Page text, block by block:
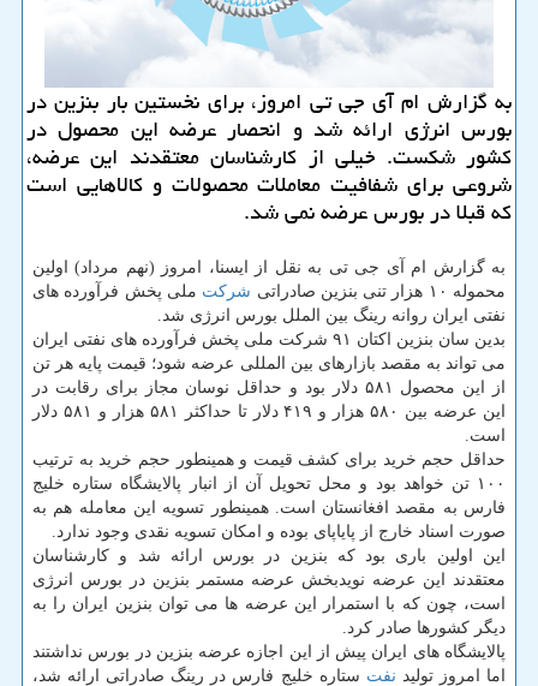
به گزارش ام آی جی تی امروز، برای نخستین بار بنزین در
بورس انرژی ارائه شد و انحصار عرضه این محصول در
كشور شكست. خیلی از كارشناسان معتقدند این عرضه،
شروعی برای شفافیت معاملات محصولات و كالاهایی است
كه قبلا در بورس عرضه نمی شد.
به گزارش ام آی جی تی به نقل از ایسنا، امروز (نهم مرداد) اولین
محموله ۱۰ هزار تنی بنزین صادراتی
شركت ملی پخش فرآورده های
نفتی ایران روانه رینگ بین الملل بورس انرژی شد.
بدین سان بنزین اكتان ۹۱ شركت ملی پخش فرآورده های نفتی ایران
می تواند به مقصد بازارهای بین المللی عرضه شود؛ قیمت پایه هر تن
از این محصول ۵۸۱ دلار بود و حداقل نوسان مجاز برای رقابت در
این عرضه بین ۵۸۰ هزار و ۴۱۹ دلار تا حداكثر ۵۸۱ هزار و ۵۸۱ دلار
است.
حداقل حجم خرید برای كشف قیمت و همینطور حجم خرید به ترتیب
۱۰۰ تن خواهد بود و محل تحویل آن از انبار پالایشگاه ستاره خلیج
فارس به مقصد افغانستان است. همینطور تسویه این معامله هم به
صورت اسناد خارج از پایاپای بوده و امكان تسویه نقدی وجود ندارد.
این اولین باری بود كه بنزین در بورس ارائه شد و كارشناسان
معتقدند این عرضه نویدبخش عرضه مستمر بنزین در بورس انرژی
است، چون كه با استمرار این عرضه ها می توان بنزین ایران را به
دیگر كشورها صادر كرد.
پالایشگاه های ایران پیش از این اجازه عرضه بنزین در بورس نداشتند
اما امروز تولید نفت ستاره خلیج فارس در رینگ صادراتی ارائه شد،